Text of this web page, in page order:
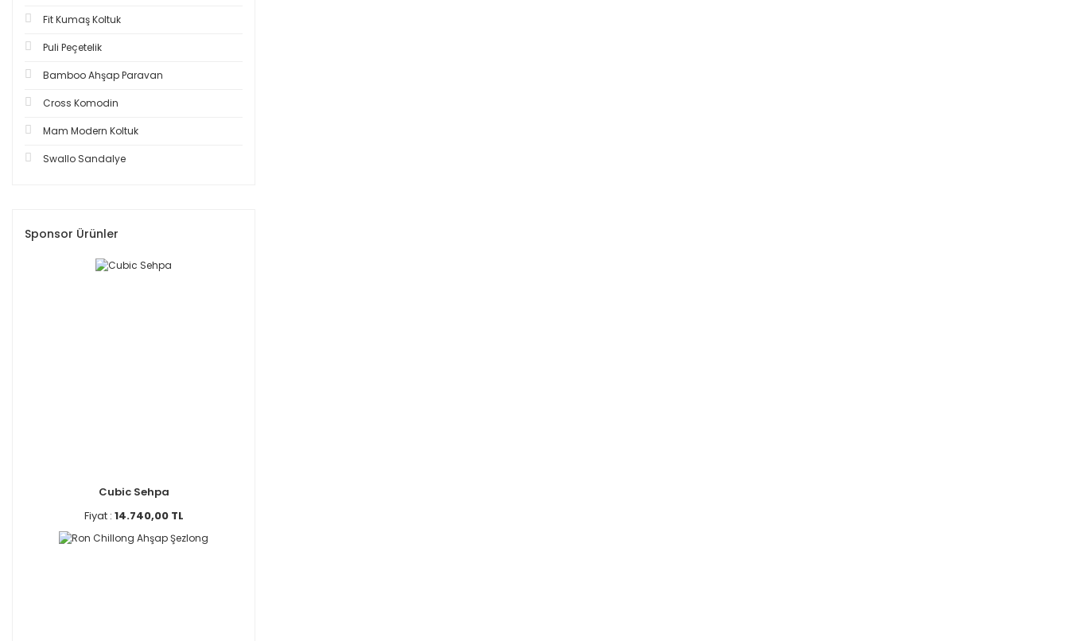
Fit Kumaş Koltuk
Puli Peçetelik
Bamboo Ahşap Paravan
Cross Komodin
Mam Modern Koltuk
Swallo Sandalye
Sponsor Ürünler
Cubic Sehpa
Fiyat : 14.740,00 TL